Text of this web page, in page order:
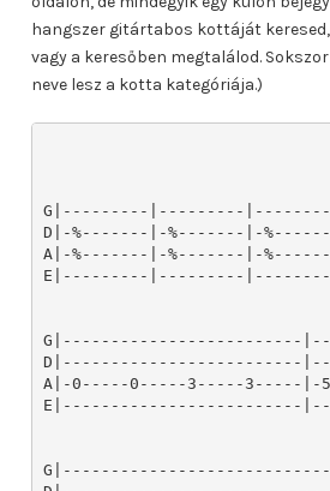
hangszer gitártabos kottáját
vagy a keresőben megtalálod.
neve lesz a kotta kategóriája.)
G|---------|---------
D|-%-------|-%-------|-
A|-%-------|-%-------|-
E|---------|---------
G|-------------------------
D|-------------------------
A|-0-----0-----3-----3-----|-
E|-------------------------